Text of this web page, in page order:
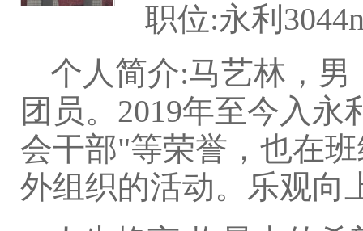
职位:永利
个人简介:马艺林，
团员。2019年至今入永
会干部"等荣誉，也在
外组织的活动。乐观向